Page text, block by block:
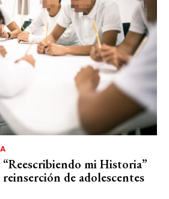
mi Historia”
de adolescentes